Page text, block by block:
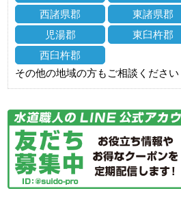
西諸県郡
東諸県郡
児湯郡
東臼杵郡
西臼杵郡
その他の地域の方もご相談ください